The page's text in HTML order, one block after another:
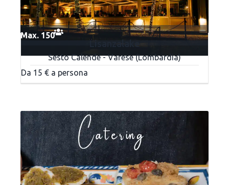
Max. 150
Lisanzalake
Sesto Calende - Varese (Lombardia)
Da 15 € a persona